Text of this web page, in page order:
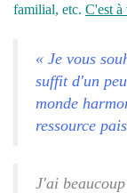
familial, etc. C'est à
« Je vous
suffit d'un
monde
ressource
J'ai